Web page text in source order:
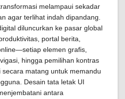
melampaui sekadar
agar terlihat indah dipandang.
diluncurkan ke pasar global
portal berita,
elemen grafis,
hingga pemilihan kontras
matang untuk memandu
Desain tata letak UI
antara